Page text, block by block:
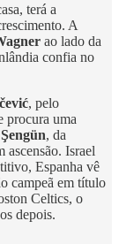
terá a
A
ao lado da
confia no
, pelo
procura uma
, da
ascensão. Israel
Espanha vê
campeã em título
Celtics, o
depois.